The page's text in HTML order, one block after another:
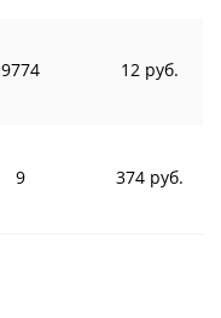
9774 12 руб.
9 374 руб.